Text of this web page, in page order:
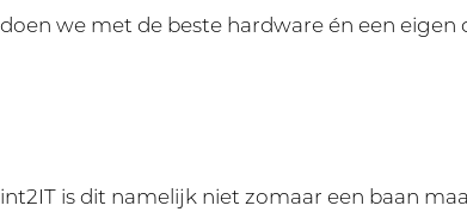
we met de beste hardware én een
is dit namelijk niet zomaar een baan